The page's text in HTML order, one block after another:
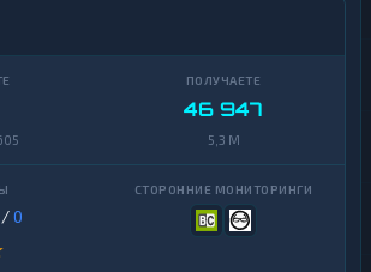
46 947
5,3 M
/0